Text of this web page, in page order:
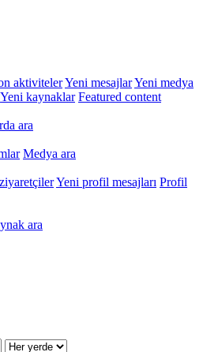
aktivitelerYeni mesajlarYeni medya
Yeni kaynaklar Featured content
ara
Medya ara
Yeni profil mesajları Profil
ara